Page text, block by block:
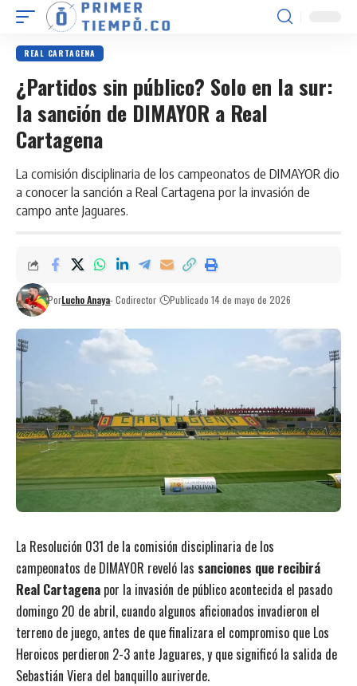
REAL CARTAGENA
¿Partidos sin público? Solo en la sur:
la sanción de DIMAYOR a Real
Cartagena
La comisión disciplinaria de los campeonatos de DIMAYOR dio
a conocer la sanción a Real Cartagena por la invasión de
campo ante Jaguares.
PorLucho Anaya- Codirector Publicado 14 de mayo de 2026
La Resolución 031 de la comisión disciplinaria de los
campeonatos de DIMAYOR reveló las sanciones que recibirá
Real Cartagena por la invasión de público acontecida el pasado
domingo 20 de abril, cuando algunos aficionados invadieron el
terreno de juego, antes de que finalizara el compromiso que Los
Heroicos perdieron 2-3 ante Jaguares, y que significó la salida de
Sebastián Viera del banquillo auriverde.